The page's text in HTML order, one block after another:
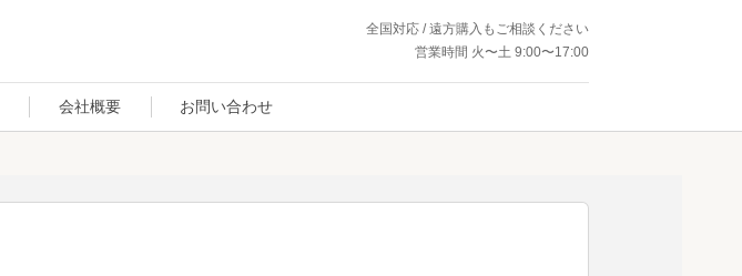
全国対応 / 遠方購入もご相談ください
営業時間 火〜土 9:00〜17:00
会社概要 お問い合わせ